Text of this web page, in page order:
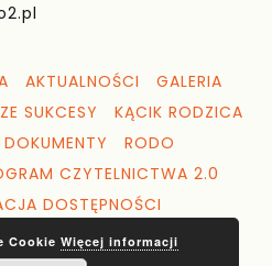
AKTUALNOŚCI
GALERIA
SUKCESY
KĄCIK RODZICA
DOKUMENTY
RODO
CZYTELNICTWA 2.0
DOSTĘPNOŚCI
Cookie Więcej informacji